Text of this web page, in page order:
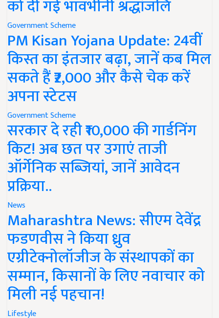
को दी गई भावभीनी श्रद्धांजलि
Government Scheme
PM Kisan Yojana Update: 24वीं
किस्त का इंतजार बढ़ा, जानें कब मिल
सकते हैं ₹2,000 और कैसे चेक करें
अपना स्टेटस
Government Scheme
सरकार दे रही ₹10,000 की गार्डनिंग
किट! अब छत पर उगाएं ताजी
ऑर्गेनिक सब्जियां, जानें आवेदन
प्रक्रिया..
News
Maharashtra News: सीएम देवेंद्र
फडणवीस ने किया ध्रुव
एग्रीटेक्नोलॉजीज के संस्थापकों का
सम्मान, किसानों के लिए नवाचार को
मिली नई पहचान!
Lifestyle